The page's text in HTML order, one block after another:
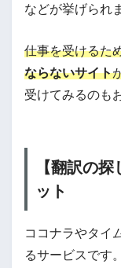
などが挙げられ
仕事を受けるた
ならないサイト
受けてみるのも
【翻訳の
ット
ココナラやタイ
るサービスです。